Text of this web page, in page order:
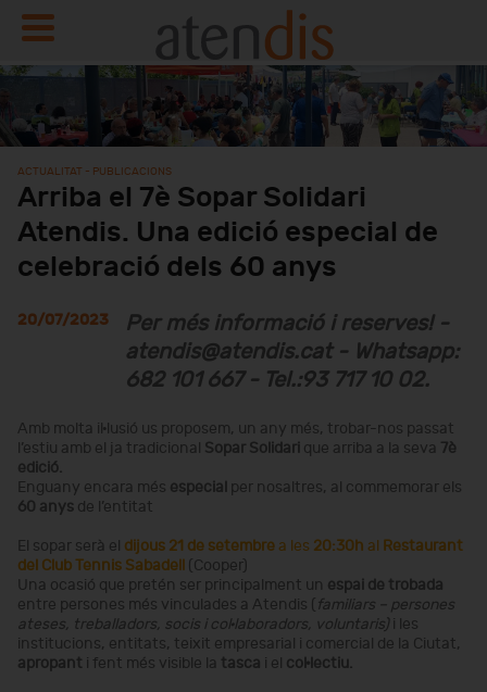
ACTUALITAT - PUBLICACIONS
Arriba el 7è Sopar Solidari
Atendis. Una edició especial de
celebració dels 60 anys
20/07/2023
Per més informació i reserves! -
atendis@atendis.cat - Whatsapp:
682 101 667 - Tel.:93 717 10 02.
Amb molta il·lusió us proposem, un any més, trobar-nos passat
l’estiu amb el ja tradicional Sopar Solidari que arriba a la seva 7è
edició.
Enguany encara més especial per nosaltres, al commemorar els
60 anysde l’entitat
El sopar serà el dijous 21 de setembre a les 20:30h al Restaurant
del Club Tennis Sabadell (Cooper)
Una ocasió que pretén ser principalment un espai de trobada
entre persones més vinculades a Atendis (familiars – persones
ateses, treballadors, socis i col·laboradors, voluntaris) i les
institucions, entitats, teixit empresarial i comercial de la Ciutat,
apropant i fent més visible la tasca i el col·lectiu.